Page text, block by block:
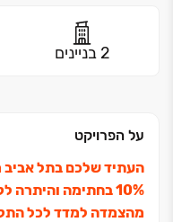
2 בניינים
על הפרויקט
העתיד שלכם בתל אביב
‏10% בחתימה
מהצמדה למדד לכל